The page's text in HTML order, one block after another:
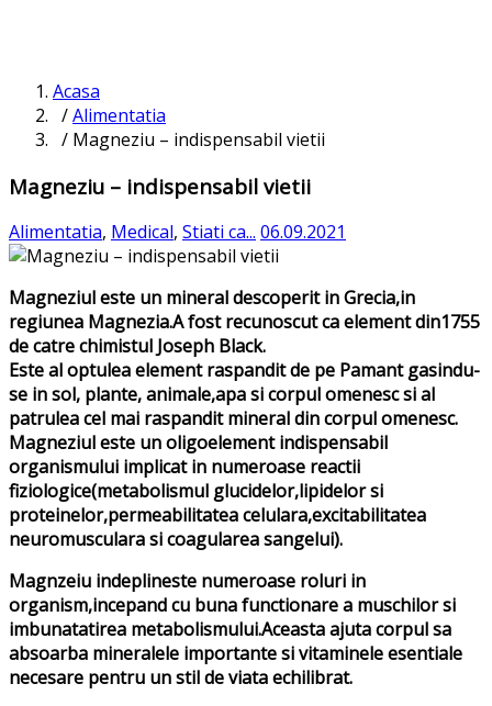
Acasa
/Alimentatia
/ Magneziu – indispensabil vietii
Magneziu – indispensabil vietii
Alimentatia, Medical, Stiati ca... 06.09.2021
Magneziul este un mineral descoperit in Grecia,in
regiunea Magnezia.A fost recunoscut ca element din1755
de catre chimistul Joseph Black.
Este al optulea element raspandit de pe Pamant gasindu-
se in sol, plante, animale,apa si corpul omenesc si al
patrulea cel mai raspandit mineral din corpul omenesc.
Magneziul este un oligoelement indispensabil
organismului implicat in numeroase reactii
fiziologice(metabolismul glucidelor,lipidelor si
proteinelor,permeabilitatea celulara,excitabilitatea
neuromusculara si coagularea sangelui).
Magnzeiu indeplineste numeroase roluri in
organism,incepand cu buna functionare a muschilor si
imbunatatirea metabolismului.Aceasta ajuta corpul sa
absoarba mineralele importante si vitaminele esentiale
necesare pentru un stil de viata echilibrat.